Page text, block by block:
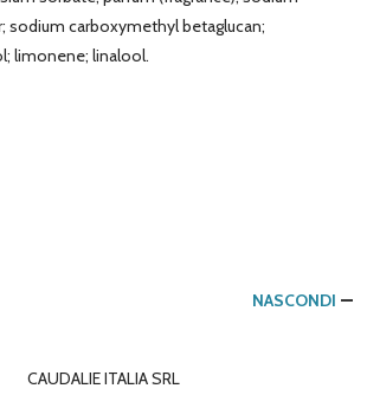
sodium carboxymethyl betaglucan;
limonene; linalool.
NASCONDI
CAUDALIE ITALIA SRL